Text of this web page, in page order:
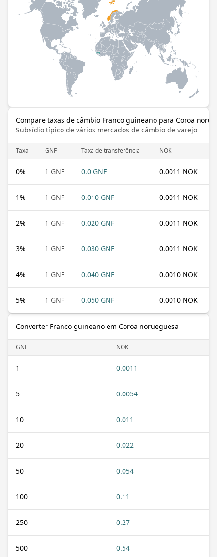
Compare taxas de câmbio Franco guineano para Coroa
Subsídio típico de vários mercados de câmbio de varejo
Taxa GNF Taxa de transferência NOK
0% 1 GNF 0.0 GNF 0.0011 NOK
1% 1 GNF 0.010 GNF 0.0011 NOK
2% 1 GNF 0.020 GNF 0.0011 NOK
3% 1 GNF 0.030 GNF 0.0011 NOK
4% 1 GNF 0.040 GNF 0.0010 NOK
5% 1 GNF 0.050 GNF 0.0010 NOK
Converter Franco guineano em Coroa norueguesa
GNF NOK
1 0.0011
5 0.0054
10 0.011
20 0.022
50 0.054
100 0.11
250 0.27
500 0.54